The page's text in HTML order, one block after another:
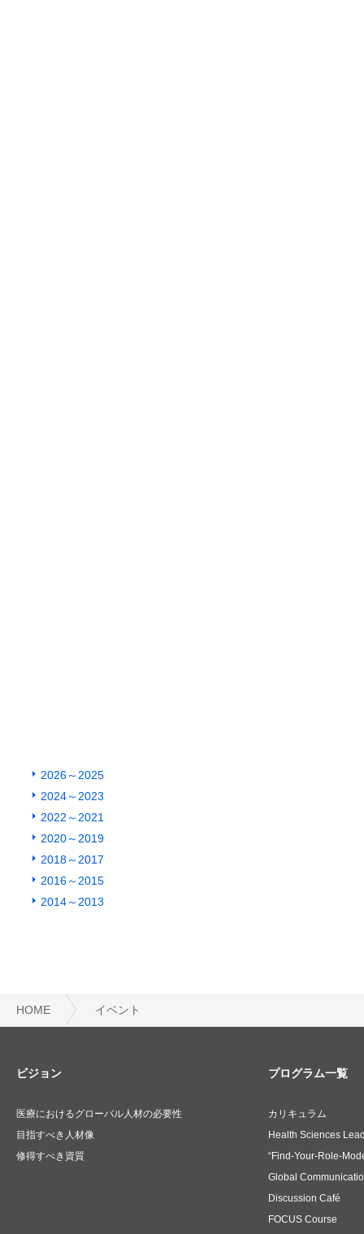
2026～2025
2024～2023
2022～2021
2020～2019
2018～2017
2016～2015
2014～2013
HOME イベント
ビジョン
医療におけるグローバル人材の必要性
目指すべき人材像
修得すべき資質
プログラム一覧
カリキュラム
Health Sciences
“Find-Your-Role-
Global
Discussion Café
FOCUS Course